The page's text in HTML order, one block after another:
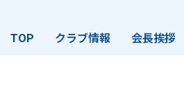
TOP クラブ情報 会長挨拶